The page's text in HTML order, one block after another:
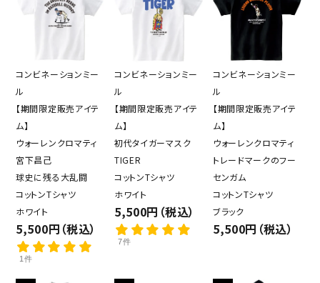
コンビネーションミー
ル
【期間限定販売アイテ
ム】
ウォーレンクロマティ
宮下昌己
球史に残る大乱闘
コットンTシャツ
ホワイト
5,500円（税込）
1件
コンビネーションミー
ル
【期間限定販売アイテ
ム】
初代タイガーマスク
TIGER
コットンTシャツ
ホワイト
5,500円（税込）
7件
コンビネーションミー
ル
【期間限定販売アイテ
ム】
ウォーレンクロマティ
トレードマークのフー
センガム
コットンTシャツ
ブラック
5,500円（税込）